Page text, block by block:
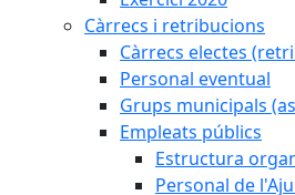
Càrrecs i retribucions
Càrrecs electes
Personal eventual
Grups municipals
Empleats públics
Estructura
Personal de